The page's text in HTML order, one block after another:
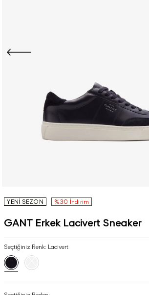
YENİ SEZON %30 İndirim
GANT Erkek Lacivert Sneaker
Seçtiğiniz Renk: Lacivert